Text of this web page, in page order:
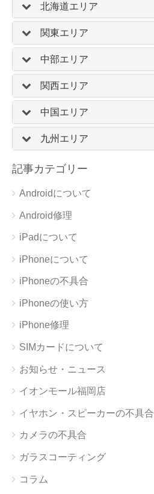
北海道エリア
関東エリア
中部エリア
関西エリア
中国エリア
九州エリア
記事カテゴリー
Androidについて
Android修理
iPadについて
iPhoneについて
iPhoneの不具合
iPhoneの使い方
iPhone修理
SIMカードについて
お知らせ・ニュース
イオンモール福岡店
イヤホン・スピーカーの不具合
カメラの不具合
ガラスコーティング
コラム